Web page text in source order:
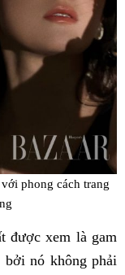
phong cách trang
được xem là gam
bởi nó không phải